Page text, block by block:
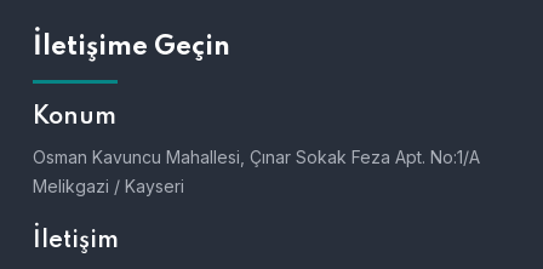
İletişime Geçin
Konum
Osman Kavuncu Mahallesi, Çınar Sokak Feza Apt. No:1/A
Melikgazi / Kayseri
İletişim